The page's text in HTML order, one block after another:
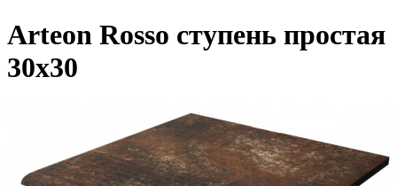
Arteon Rosso ступень простая
30x30